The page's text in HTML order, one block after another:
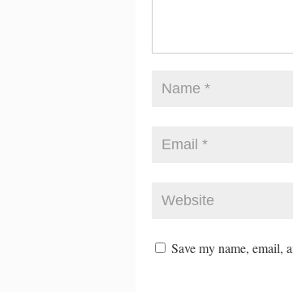
Save my name, email,